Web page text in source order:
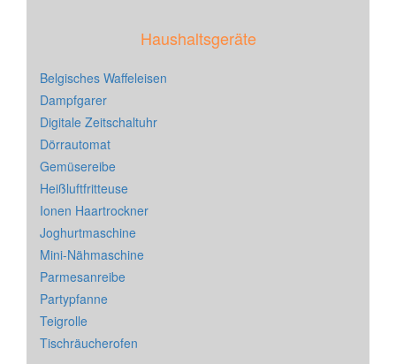
Haushaltsgeräte
Belgisches Waffeleisen
Dampfgarer
Digitale Zeitschaltuhr
Dörrautomat
Gemüsereibe
Heißluftfritteuse
Ionen Haartrockner
Joghurtmaschine
Mini-Nähmaschine
Parmesanreibe
Partypfanne
Teigrolle
Tischräucherofen